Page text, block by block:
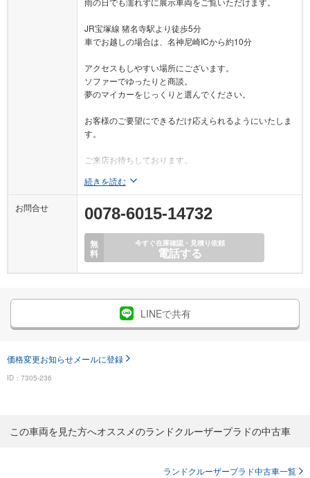
JR宝塚線 猪名寺駅より徒歩5分
車でお越しの場合は、名神尼崎ICから約10分
アクセスもしやすい場所にございます。
ソファーでゆったりと商談。
夢のマイカーをじっくりと選んでください。
お客様のご要望にできるだけ応えられるようにいたしま
す。
ご来店お待ちしております。
続きを読む
お問合せ 0078-6015-14732
無
料
今すぐ在庫確認・見積り依頼
電話する
LINEで共有
価格変更お知らせメールに登録
ID：7305-236
この車両を見た方へオススメのランドクルーザープラドの中古車
ランドクルーザープラド中古車一覧